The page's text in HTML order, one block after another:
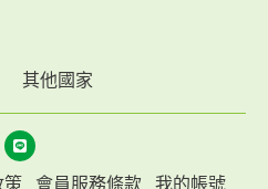
其他國家
策 會員服務條款 我的帳號